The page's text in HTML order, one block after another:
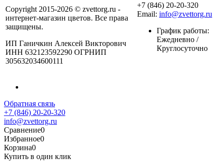
Copyright 2015-2026 © zvettorg.ru -
интернет-магазин цветов. Все права
защищены.
ИП Ганичкин Алексей Викторович
ИНН 632123592290 ОГРНИП
305632034600111
+7 (846) 20-20-320
Email: info@zvettorg.ru
График работы:
Ежедневно /
Круглосуточно
Обратная связь
+7 (846) 20-20-320
info@zvettorg.ru
Сравнение0
Избранное0
Корзина0
Купить в один клик